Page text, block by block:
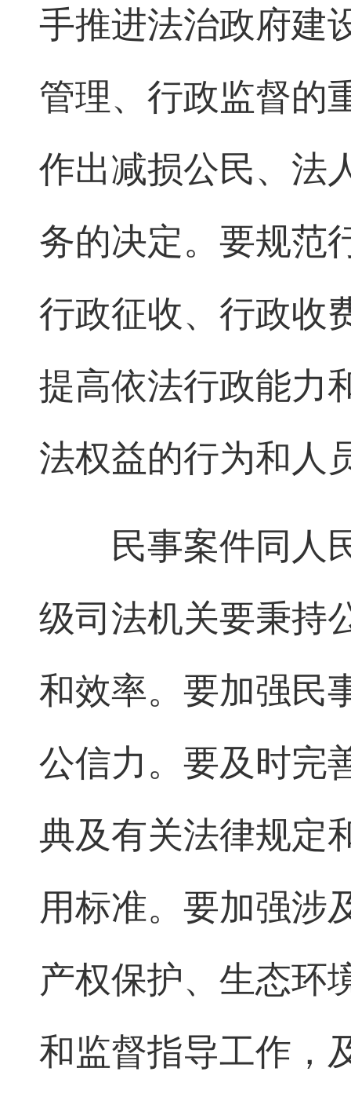
手推进法治政府建
管理、行政监督的
作出减损公民、法
务的决定。要规范
行政征收、行政收
提高依法行政能力
法权益的行为和人
民事案件同人民
级司法机关要秉持
和效率。要加强民
公信力。要及时完
典及有关法律规定
用标准。要加强涉
产权保护、生态环
和监督指导工作，